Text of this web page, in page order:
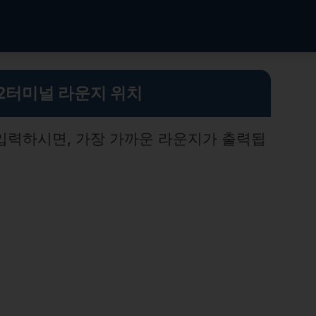
미널 라운지 위치
하시면, 가장 가까운 라운지가 출력됩